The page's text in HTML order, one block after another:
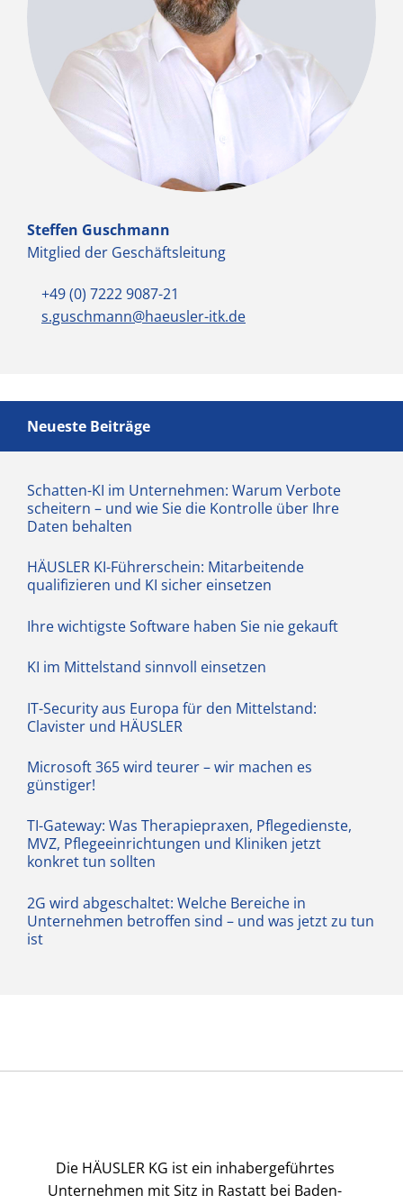
Steffen Guschmann
Mitglied der Geschäftsleitung
+49 (0) 7222 9087-21
s.guschmann@haeusler-itk.de
Neueste Beiträge
Schatten-KI im Unternehmen: Warum Verbote
scheitern – und wie Sie die Kontrolle über Ihre
Daten behalten
HÄUSLER KI-Führerschein: Mitarbeitende
qualifizieren und KI sicher einsetzen
Ihre wichtigste Software haben Sie nie gekauft
KI im Mittelstand sinnvoll einsetzen
IT-Security aus Europa für den Mittelstand:
Clavister und HÄUSLER
Microsoft 365 wird teurer – wir machen es
günstiger!
TI-Gateway: Was Therapiepraxen, Pflegedienste,
MVZ, Pflegeeinrichtungen und Kliniken jetzt
konkret tun sollten
2G wird abgeschaltet: Welche Bereiche in
Unternehmen betroffen sind – und was jetzt zu tun
ist
Die HÄUSLER KG ist ein inhabergeführtes
Unternehmen mit Sitz in Rastatt bei Baden-